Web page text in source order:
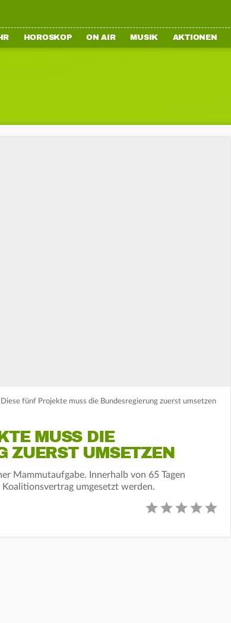
HOROSKOP ON AIR MUSIK AKTIONEN
fünf Projekte muss die Bundesregierung zuerst umsetzen
MUSS DIE
ZUERST UMSETZEN
Mammutaufgabe. Innerhalb von 65 Tagen
umgesetzt werden.